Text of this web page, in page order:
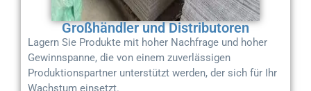
Großhändler und Distributoren
Lagern Sie Produkte mit hoher Nachfrage und hoher
Gewinnspanne, die von einem zuverlässigen
Produktionspartner unterstützt werden, der sich für Ihr
Wachstum einsetzt.